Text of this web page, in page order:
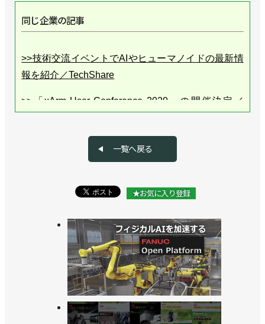
同じ企業の記事
>>技術交流イベントでAIやヒューマノイドの最新情
報を紹介／TechShare
>>「xArm User Conference 2020」の開催決定／
一覧へ戻る
★お気に入り登録